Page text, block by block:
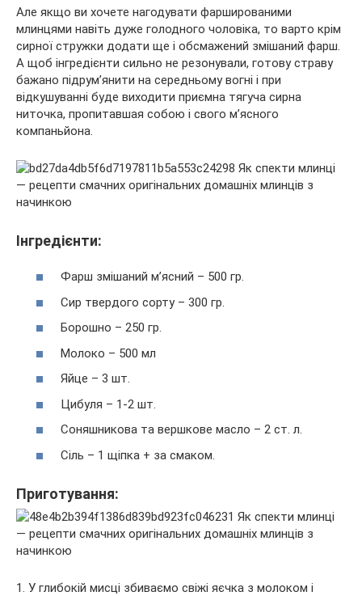
Але якщо ви хочете нагодувати фаршированими
млинцями навіть дуже голодного чоловіка, то варто крім
сирної стружки додати ще і обсмажений змішаний фарш.
А щоб інгредієнти сильно не резонували, готову страву
бажано підрум’янити на середньому вогні і при
відкушуванні буде виходити приємна тягуча сирна
ниточка, пропитавшая собою і свого м’ясного
компаньйона.
Інгредієнти:
Фарш змішаний м’ясний – 500 гр.
Сир твердого сорту – 300 гр.
Борошно – 250 гр.
Молоко – 500 мл
Яйце – 3 шт.
Цибуля – 1-2 шт.
Соняшникова та вершкове масло – 2 ст. л.
Сіль – 1 щіпка + за смаком.
Приготування:
1. У глибокій мисці збиваємо свіжі яєчка з молоком і